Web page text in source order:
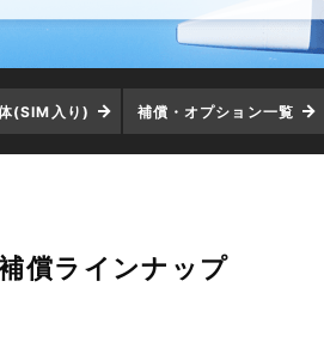
(SIM入り) 補償・オプション一覧
償ラインナップ